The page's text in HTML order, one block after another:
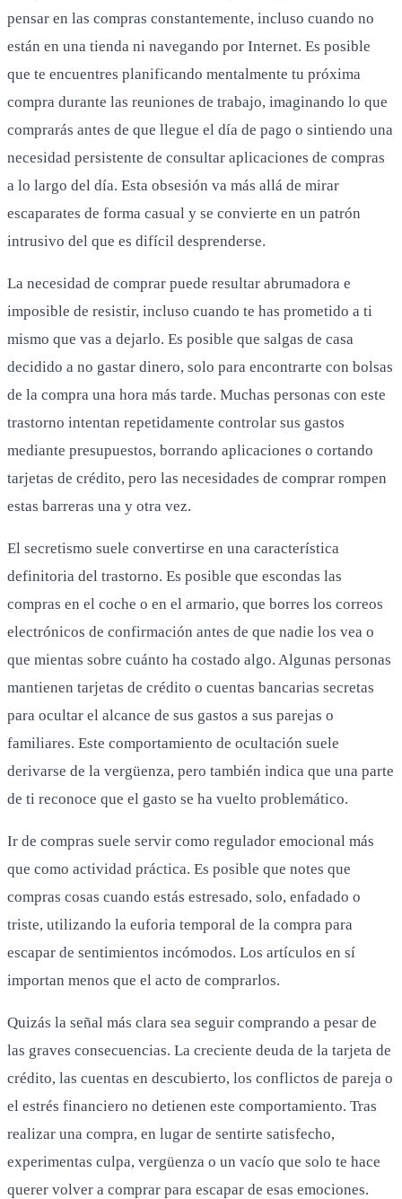
pensar en las compras constantemente, incluso cuando no
están en una tienda ni navegando por Internet. Es posible
que te encuentres planificando mentalmente tu próxima
compra durante las reuniones de trabajo, imaginando lo que
comprarás antes de que llegue el día de pago o sintiendo una
necesidad persistente de consultar aplicaciones de compras
a lo largo del día. Esta obsesión va más allá de mirar
escaparates de forma casual y se convierte en un patrón
intrusivo del que es difícil desprenderse.
La necesidad de comprar puede resultar abrumadora e
imposible de resistir, incluso cuando te has prometido a ti
mismo que vas a dejarlo. Es posible que salgas de casa
decidido a no gastar dinero, solo para encontrarte con bolsas
de la compra una hora más tarde. Muchas personas con este
trastorno intentan repetidamente controlar sus gastos
mediante presupuestos, borrando aplicaciones o cortando
tarjetas de crédito, pero las necesidades de comprar rompen
estas barreras una y otra vez.
El secretismo suele convertirse en una característica
definitoria del trastorno. Es posible que escondas las
compras en el coche o en el armario, que borres los correos
electrónicos de confirmación antes de que nadie los vea o
que mientas sobre cuánto ha costado algo. Algunas personas
mantienen tarjetas de crédito o cuentas bancarias secretas
para ocultar el alcance de sus gastos a sus parejas o
familiares. Este comportamiento de ocultación suele
derivarse de la vergüenza, pero también indica que una parte
de ti reconoce que el gasto se ha vuelto problemático.
Ir de compras suele servir como regulador emocional más
que como actividad práctica. Es posible que notes que
compras cosas cuando estás estresado, solo, enfadado o
triste, utilizando la euforia temporal de la compra para
escapar de sentimientos incómodos. Los artículos en sí
importan menos que el acto de comprarlos.
Quizás la señal más clara sea seguir comprando a pesar de
las graves consecuencias. La creciente deuda de la tarjeta de
crédito, las cuentas en descubierto, los conflictos de pareja o
el estrés financiero no detienen este comportamiento. Tras
realizar una compra, en lugar de sentirte satisfecho,
experimentas culpa, vergüenza o un vacío que solo te hace
querer volver a comprar para escapar de esas emociones.